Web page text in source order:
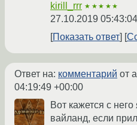
kirill_rrr ★★★★★
27.10.2019
Показать ответ
Ответ на: комментарий от
04:19:49 +00:00
Вот кажется с
вайланд, если